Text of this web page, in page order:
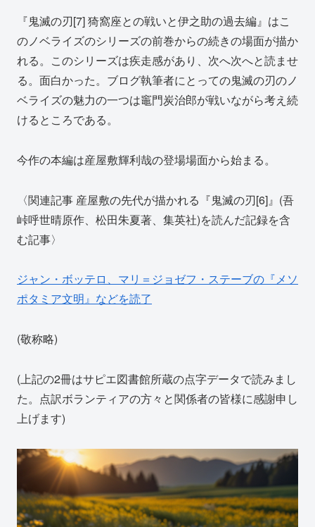
『鬼滅の刃[7] 猗窩座との戦いと伊之助の過去編』はこ
のノベライズのシリーズの前巻からの続きの場面が描か
れる。このシリーズは疾走感があり、次へ次へと読ませ
る。面白かった。ブログ執筆者にとっての鬼滅の刃のノ
ベライズの魅力の一つは竈門炭治郎が戦いながら考え続
けるところである。
今作の本編は産屋敷輝利哉の登場場面から始まる。
〈関連記事 産屋敷の先代が描かれる『鬼滅の刃[6]』(吾
峠呼世晴原作、松田朱夏著、集英社)を読んだ記録を含
む記事〉
ジャン・ボッテロ、マリ＝ジョゼフ・ステーブの『メソ
ポタミア文明』などを読了
(敬称略)
(上記の2冊はサピエ図書館所蔵の点字データで読みまし
た。点訳ボランティアの方々と関係者の皆様に感謝申し
上げます)